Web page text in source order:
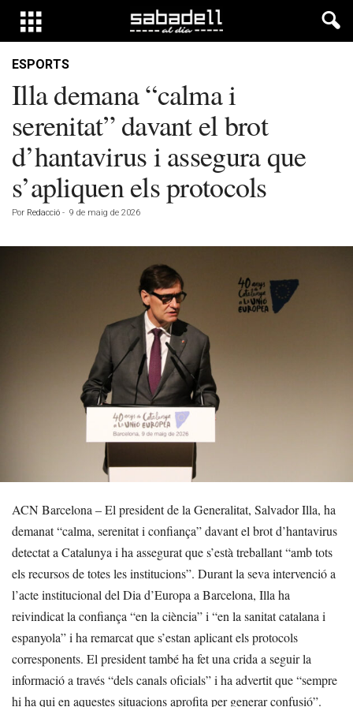
ESPORTS
Illa demana “calma i
serenitat” davant el brot
d’hantavirus i assegura que
s’apliquen els protocols
Por Redacció - 9 de maig de 2026
ACN Barcelona – El president de la Generalitat, Salvador Illa, ha
demanat “calma, serenitat i confiança” davant el brot d’hantavirus
detectat a Catalunya i ha assegurat que s’està treballant “amb tots
els recursos de totes les institucions”. Durant la seva intervenció a
l’acte institucional del Dia d’Europa a Barcelona, Illa ha
reivindicat la confiança “en la ciència” i “en la sanitat catalana i
espanyola” i ha remarcat que s’estan aplicant els protocols
corresponents. El president també ha fet una crida a seguir la
informació a través “dels canals oficials” i ha advertit que “sempre
hi ha qui en aquestes situacions aprofita per generar confusió”.